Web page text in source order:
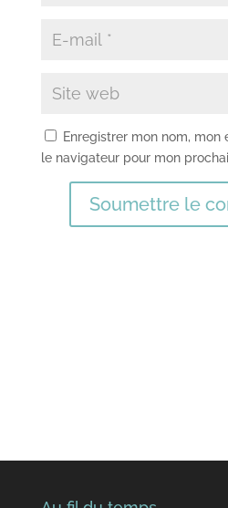
Enregistrer mon nom,
le navigateur pour mon
Soumettre le